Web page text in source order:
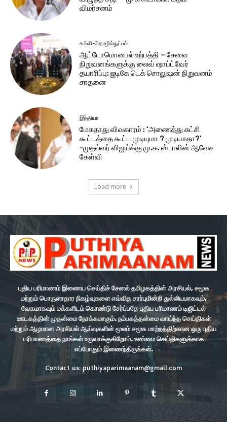
விமர்சனம்
கல்வி-தொழில்நுட்பம்
ஆட்டோமொபைல் உற்பத்தி – சேவை
நிறுவனங்களுக்கு லைவ் ஷாப்ட்வேர்
தயாரிப்பு: ஐடிகே டெக் சொலுஷன் நிறுவனம்
சாதனை
இந்தியா
மேகதாது விவகாரம் : ‘அணைத்து கட்சி
கூட்டத்தை கூட்ட முடியுமா ? முடியாதா?’
-முதல்வர் விஜய்க்கு மு.க. ஸ்டாலின் ஆவேச
கேள்வி
Load more
புதிய பரிமாணம் இணைய செய்திச் சேனல் தமிழகத்தின் அரசியல், சமூக
மற்றும் பொருளாதார நிகழ்வுகளை எவ்வித சார்புமின்றி துல்லியமாகவும்,
வேகமாகவும் மக்களிடம் கொண்டு சேர்ப்பதே புதிய பரிமாணம் டிஜிட்டல்
ஊடகத்தின் முதன்மை நோக்கமாகும். நம்பகத்தன்மை வாய்ந்த செய்திகள்
மற்றும் ஆழமான அரசியல் ஆய்வுகளின் மூலம் சமூக மாற்றத்திற்கான ஒரு புதிய
பரிமாணத்தை நாங்கள் உருவாக்குகிறோம். உண்மை செய்திகளுக்காக
எப்போதும் இணைந்திருங்கள்.
Contact us: puthiyaparimaanam@gmail.com